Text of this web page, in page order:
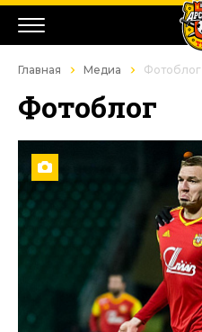
Главная Медиа Фотоблог
Фотоблог